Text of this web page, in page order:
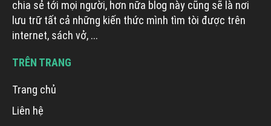
chia sẻ tới mọi người, hơn nữa blog này cũng sẽ là nơi
lưu trữ tất cả những kiến thức mình tìm tòi được trên
internet, sách vở, ...
TRÊN TRANG
Trang chủ
Liên hệ